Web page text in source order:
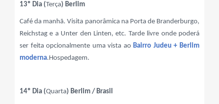
13º Dia (Terça) Berlim
Café da manhã. Visita panorâmica na Porta de Branderburgo,
Reichstag e a Unter den Linten, etc. Tarde livre onde poderá
ser feita opcionalmente uma vista ao Bairro Judeu + Berlim
moderna.Hospedagem.
14º Dia (Quarta) Berlim / Brasil